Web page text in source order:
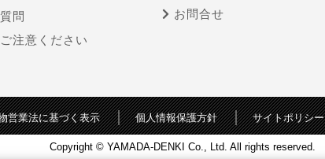
問
注意ください
お問合せ
営業法に基づく表示 個人情報保護方針 サイトポリシー
Copyright © YAMADA-DENKI Co., Ltd. All rights reserved.